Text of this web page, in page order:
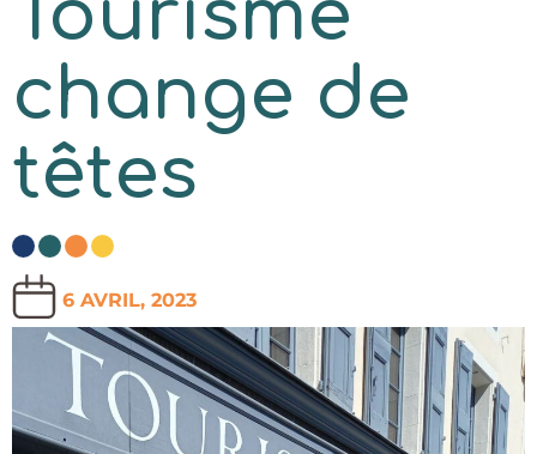
Tourisme
change de
têtes
6 AVRIL, 2023